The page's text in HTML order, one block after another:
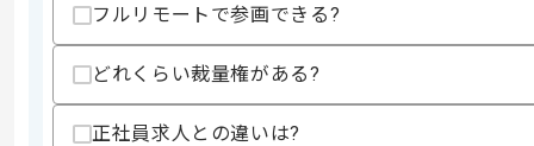
作業開始日
エージェントからのコ
主にICTデザインサービスを提供してい
フルリモートで参画できる?
どれくらい裁量権がある?
正社員求人との違いは?